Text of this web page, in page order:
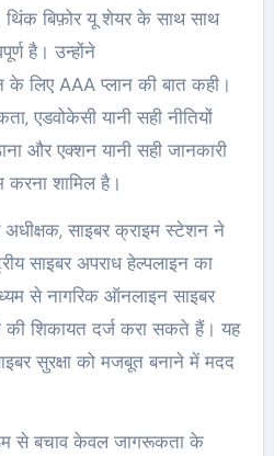
बिफ़ोर यू शेयर के साथ साथ
है। उन्होंने
लिए AAA प्लान की बात कही।
एडवोकेसी यानी सही नीतियों
और एक्शन यानी सही जानकारी
करना शामिल है।
साइबर क्राइम स्टेशन ने
साइबर अपराध हेल्पलाइन का
से नागरिक ऑनलाइन साइबर
की शिकायत दर्ज करा सकते हैं। यह
सुरक्षा को मजबूत बनाने में मदद
से बचाव केवल जागरूकता के